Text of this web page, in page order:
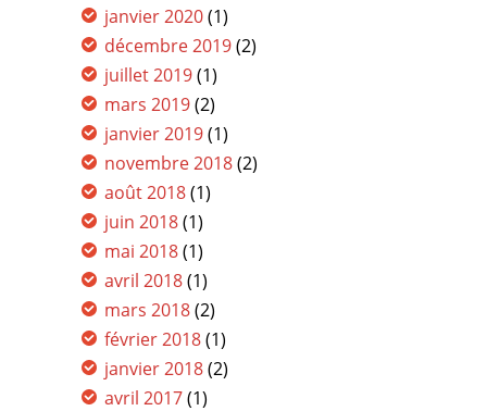
janvier 2020(1)
décembre 2019(2)
juillet 2019(1)
mars 2019(2)
janvier 2019(1)
novembre 2018(2)
août 2018(1)
juin 2018(1)
mai 2018(1)
avril 2018(1)
mars 2018(2)
février 2018(1)
janvier 2018(2)
avril 2017(1)